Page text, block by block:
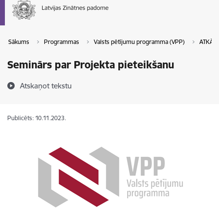
Sākums Programmas Valsts pētījumu programma (VPP)
Seminārs par Projekta pieteikšanu
Atskaņot tekstu
Publicēts: 10.11.2023.